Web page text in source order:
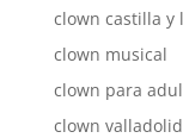
clown castilla y
clown musical
clown para
clown valladolid